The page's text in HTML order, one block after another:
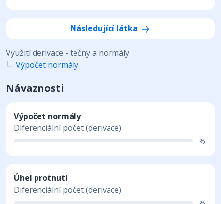
Následující látka
Využití derivace - tečny a normály
Výpočet normály
Návaznosti
Výpočet normály
Diferenciální počet (derivace)
-%
Úhel protnutí
Diferenciální počet (derivace)